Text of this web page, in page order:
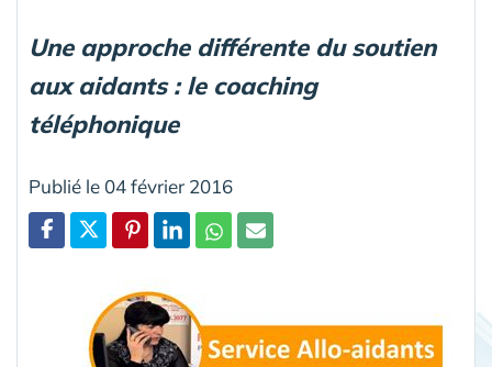
Une approche différente du soutien
aux aidants : le coaching
téléphonique
Publié le 04 février 2016